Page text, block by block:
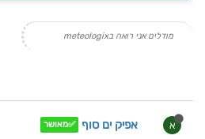
מודלים אני רואה בmeteologix
א אפיק ים סוף ✅מאושר